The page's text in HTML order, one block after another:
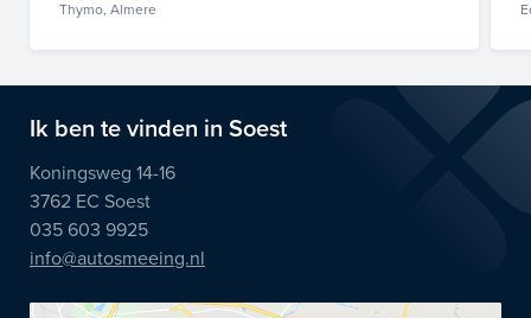
Thymo, Almere
Ik ben te vinden in Soest
Koningsweg 14-16
3762 EC Soest
035 603 9925
info@autosmeeing.nl